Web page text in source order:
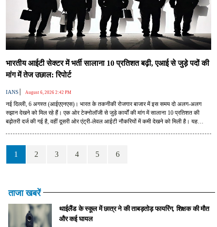
भारतीय आईटी सेक्टर में भर्ती सालाना 10 प्रतिशत बढ़ी, एआई से जुड़े पदों की
मांग में तेज उछाल: रिपोर्ट
IANS | August 6, 2026 2:42 PM
नई दिल्ली, 6 अगस्त (आईएएनएस)। भारत के तकनीकी रोजगार बाजार में इस समय दो अलग-अलग
रुझान देखने को मिल रहे हैं। एक ओर टेक्नोलॉजी से जुड़े कार्यों की मांग में सालाना 10 प्रतिशत की
बढ़ोतरी दर्ज की गई है, वहीं दूसरी ओर एंट्री-लेवल आईटी नौकरियों में कमी देखने को मिली है। यह
1 2 3 4 5 6
ताजा खबरें
थाईलैंड के स्कूल में छात्र ने की ताबड़तोड़ फायरिंग, शिक्षक की मौत
और कई घायल